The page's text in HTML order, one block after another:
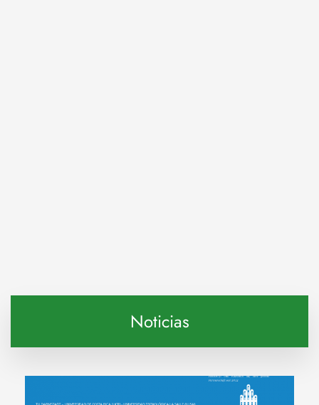
Noticias